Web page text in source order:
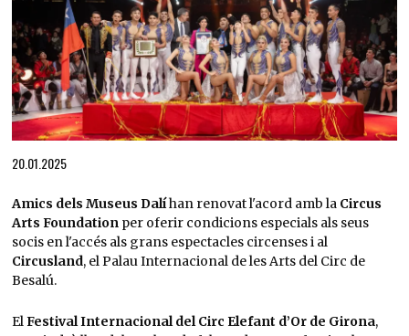
20.01.2025
Amics dels Museus Dalíhan renovat l'acord amb la Circus
Arts Foundationper oferir condicions especials als seus
socis en l'accés als grans espectacles circenses i al
Circusland, el Palau Internacional de les Arts del Circ de
Besalú.
ElFestival Internacional del Circ Elefant d’Or de Girona,